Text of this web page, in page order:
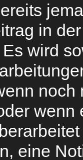
in
wird
eine